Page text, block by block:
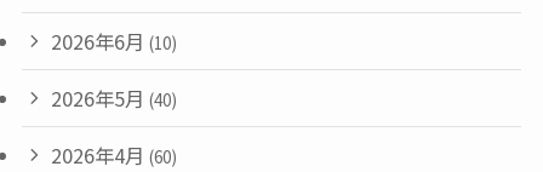
2026年6月 (10)
2026年5月 (40)
2026年4月 (60)